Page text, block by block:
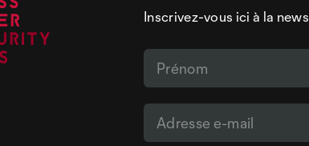
Inscrivez-vous ici à la